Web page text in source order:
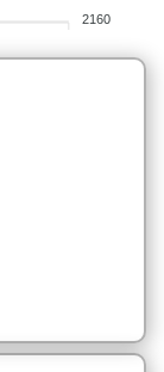
2160